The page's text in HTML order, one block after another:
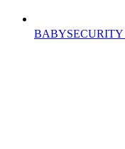
BABYSECURITY